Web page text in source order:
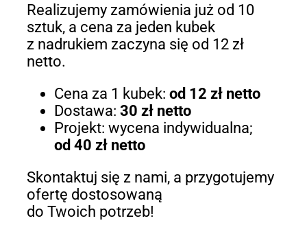
Realizujemy zamówienia już od 10
sztuk, a cena za jeden kubek
z nadrukiem zaczyna się od 12 zł
netto.
Cena za 1 kubek: od 12 zł netto
Dostawa: 30 zł netto
Projekt: wycena indywidualna;
od 40 zł netto
Skontaktuj się z nami, a przygotujemy
ofertę dostosowaną
do Twoich potrzeb!